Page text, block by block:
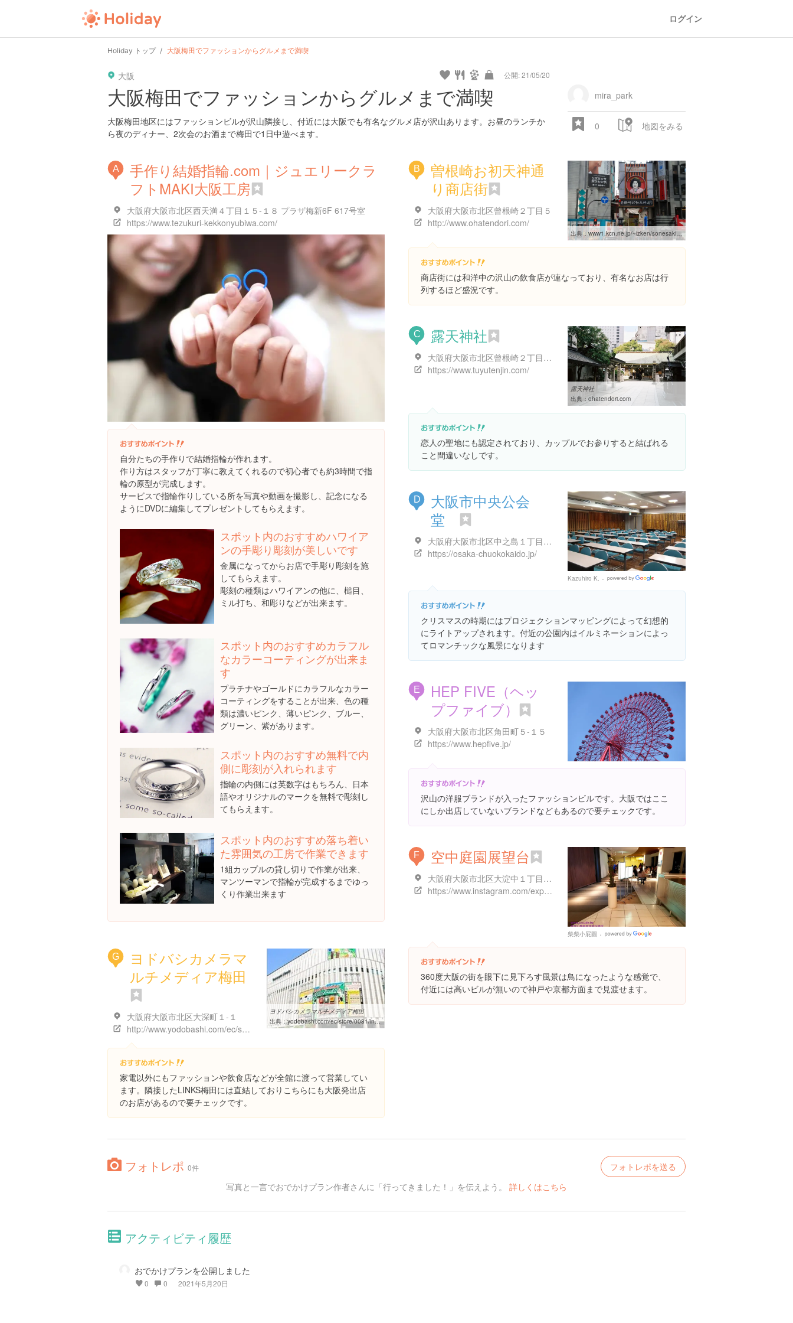
ログイン
Holiday トップ 大阪梅田でファッションからグルメまで満喫
大阪 公開: 21/05/20
大阪梅田でファッションからグルメまで満喫
大阪梅田地区にはファッションビルが沢山隣接し、付近には大阪でも有名なグルメ店が沢山あります。お昼のランチか
ら夜のディナー、2次会のお酒まで梅田で1日中遊べます。
mira_park
0 地図をみる
A
手作り結婚指輪.com｜ジュエリークラ
フトMAKI大阪工房
大阪府大阪市北区西天満４丁目１５-１８ プラザ梅新6F 617号室
https://www.tezukuri-kekkonyubiwa.com/
自分たちの手作りで結婚指輪が作れます。
作り方はスタッフが丁寧に教えてくれるので初心者でも約3時間で指
輪の原型が完成します。
サービスで指輪作りしている所を写真や動画を撮影し、記念になる
ようにDVDに編集してプレゼントしてもらえます。
スポット内のおすすめハワイア
ンの手彫り彫刻が美しいです
金属になってからお店で手彫り彫刻を施
してもらえます。
彫刻の種類はハワイアンの他に、槌目、
ミル打ち、和彫りなどが出来ます。
スポット内のおすすめカラフル
なカラーコーティングが出来ま
す
プラチナやゴールドにカラフルなカラー
コーティングをすることが出来、色の種
類は濃いピンク、薄いピンク、ブルー、
グリーン、紫があります。
スポット内のおすすめ無料で内
側に彫刻が入れられます
指輪の内側には英数字はもちろん、日本
語やオリジナルのマークを無料で彫刻し
てもらえます。
スポット内のおすすめ落ち着い
た雰囲気の工房で作業できます
1組カップルの貸し切りで作業が出来、
マンツーマンで指輪が完成するまでゆっ
くり作業出来ます
B
曽根崎お初天神通
り商店街
大阪府大阪市北区曾根崎２丁目５
http://www.ohatendori.com/
出典：www1.kcn.ne.jp/~izken/sonesaki.html
商店街には和洋中の沢山の飲食店が連なっており、有名なお店は行
列するほど盛況です。
C 露天神社
大阪府大阪市北区曾根崎２丁目５-４
https://www.tuyutenjin.com/
露天神社
出典： ohatendori.com
恋人の聖地にも認定されており、カップルでお参りすると結ばれる
こと間違いなしです。
D
大阪市中央公会
堂
大阪府大阪市北区中之島１丁目１-２７
https://osaka-chuokokaido.jp/
Kazuhiro K.
Places
クリスマスの時期にはプロジェクションマッピングによって幻想的
にライトアップされます。付近の公園内はイルミネーションによっ
てロマンチックな風景になります
E
HEP FIVE（ヘッ
プファイブ）
大阪府大阪市北区角田町５-１５
https://www.hepfive.jp/
沢山の洋服ブランドが入ったファッションビルです。大阪ではここ
にしか出店していないブランドなどもあるので要チェックです。
F 空中庭園展望台
大阪府大阪市北区大淀中１丁目１-８８ 梅田スカイビル
https://www.instagram.com/explore/locations/320625
柴柴小屁圓
Places
360度大阪の街を眼下に見下ろす風景は鳥になったような感覚で、
付近には高いビルが無いので神戸や京都方面まで見渡せます。
G
ヨドバシカメラマ
ルチメディア梅田
大阪府大阪市北区大深町１-１
http://www.yodobashi.com/ec/store/0081/index.html
ヨドバシカメラマルチメディア梅田
出典：yodobashi.com/ec/store/0081/index.html
家電以外にもファッションや飲食店などが全館に渡って営業してい
ます。隣接したLINKS梅田には直結しておりこちらにも大阪発出店
のお店があるので要チェックです。
フォトレポ 0件
フォトレポを送る
写真と一言でおでかけプラン作者さんに「行ってきました！」を伝えよう。 詳しくはこちら
アクティビティ履歴
おでかけプランを公開しました
0 0 2021年5月20日